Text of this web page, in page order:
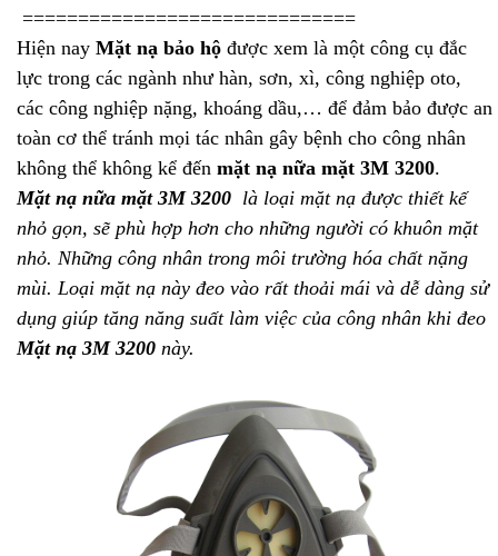
==============================
Hiện nay Mặt nạ bảo hộ được xem là một công cụ đắc
lực trong các ngành như hàn, sơn, xì, công nghiệp oto,
các công nghiệp nặng, khoáng dầu,… để đảm bảo được an
toàn cơ thể tránh mọi tác nhân gây bệnh cho công nhân
không thể không kể đến mặt nạ nữa mặt 3M 3200.
Mặt nạ nữa mặt 3M 3200 là loại mặt nạ được thiết kế
nhỏ gọn, sẽ phù hợp hơn cho những người có khuôn mặt
nhỏ. Những công nhân trong môi trường hóa chất nặng
mùi. Loại mặt nạ này đeo vào rất thoải mái và dễ dàng sử
dụng giúp tăng năng suất làm việc của công nhân khi đeo
Mặt nạ 3M 3200 này.